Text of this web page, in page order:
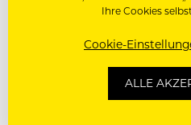
geröstetem Germ
NACHSPEIS
ZITRONE
Ihre Cookies
Cookie-
ALLE